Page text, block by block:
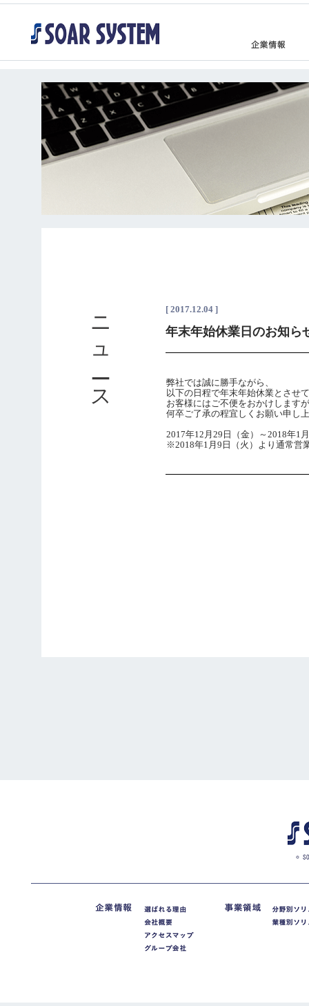
ニュース [ 2017.12.04 ]
年末年始休業日のお知ら
弊社では誠に勝手ながら、
以下の日程で年末年始休業とさせ
お客様にはご不便をおかけします
何卒ご了承の程宜しくお願い申し
2017年12月29日（金）～2018年1
※2018年1月9日（火）より通常営